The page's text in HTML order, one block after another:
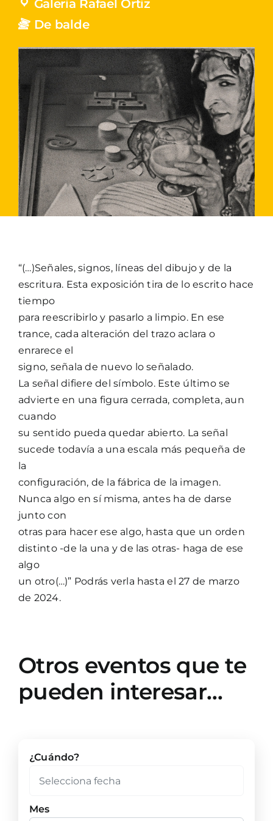
Galeria Rafael Ortiz
De balde
“(…)Señales, signos, líneas del dibujo y de la
escritura. Esta exposición tira de lo escrito hace
tiempo
para reescribirlo y pasarlo a limpio. En ese
trance, cada alteración del trazo aclara o
enrarece el
signo, señala de nuevo lo señalado.
La señal difiere del símbolo. Este último se
advierte en una figura cerrada, completa, aun
cuando
su sentido pueda quedar abierto. La señal
sucede todavía a una escala más pequeña de
la
configuración, de la fábrica de la imagen.
Nunca algo en sí misma, antes ha de darse
junto con
otras para hacer ese algo, hasta que un orden
distinto -de la una y de las otras- haga de ese
algo
un otro(…)” Podrás verla hasta el 27 de marzo
de 2024.
Otros eventos que te
pueden interesar…
¿Cuándo?
Mes